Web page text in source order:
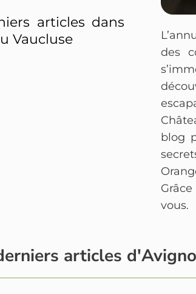
articles dans
Vaucluse
des
blog
vous.
articles